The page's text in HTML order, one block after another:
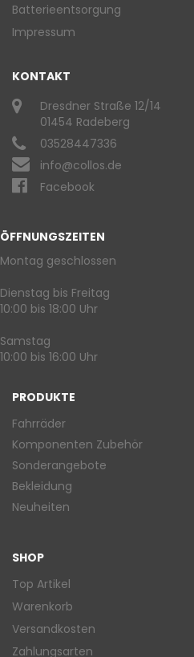
Batterieentsorgung
Impressum
KONTAKT
Dresdner Straße 12/14
01454 Radeberg
03528447336
info@collos.de
Facebook
ÖFFNUNGSZEITEN
Montag geschlossen
Dienstag bis Freitag
10:00 bis 18:00 Uhr
Samstag
10:00 bis 16:00 Uhr
PRODUKTE
Fahrräder
Komponenten Zubehör
Sonderangebote
Bekleidung
Neuheiten
SHOP
Top Artikel
Warenkorb
Versandkosten
Zahlungsarten